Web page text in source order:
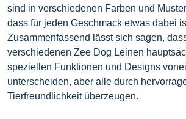
sind in verschiedenen Farben und
dass für jeden Geschmack etwas dabei
Zusammenfassend lässt sich sagen,
verschiedenen Zee Dog Leinen
speziellen Funktionen und Designs
unterscheiden, aber alle durch
Tierfreundlichkeit überzeugen.